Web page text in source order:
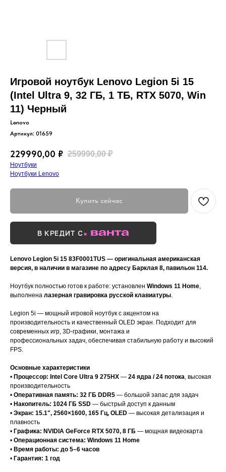
Игровой ноутбук Lenovo Legion 5i 15
(Intel Ultra 9, 32 ГБ, 1 ТБ, RTX 5070, Win
11) Черный
Lenovo
Артикул: 01659
229990,00 ₽ 259990,00 ₽
Ноутбуки
Ноутбуки Lenovo
Купить сейчас
В КРЕДИТ С
Lenovo Legion 5i 15 83F0001TUS — оригинальная американская
версия, в наличии в магазине по адресу Барклая 8, павильон 114.
Ноутбук полностью готов к работе: установлен Windows 11 Home,
выполнена лазерная гравировка русской клавиатуры.
Legion 5i — мощный игровой ноутбук с акцентом на
производительность и качественный OLED экран. Подходит для
современных игр, 3D-графики, монтажа и
профессиональных задач, обеспечивая стабильную работу и высокий
FPS.
Основные характеристики
• Процессор: Intel Core Ultra 9 275HX — 24 ядра / 24 потока, высокая
производительность
• Оперативная память: 32 ГБ DDR5 — большой запас для задач
• Накопитель: 1024 ГБ SSD — быстрый доступ к данным
• Экран: 15.1", 2560×1600, 165 Гц, OLED — высокая детализация и
плавность
• Графика: NVIDIA GeForce RTX 5070, 8 ГБ — мощная видеокарта
• Операционная система: Windows 11 Home
• Время работы: до 5–6 часов
• Гарантия: 1 год